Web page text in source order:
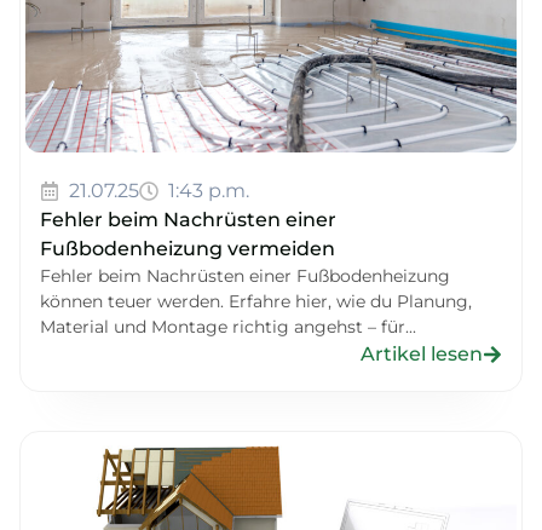
21.07.25
1:43 p.m.
Fehler beim Nachrüsten einer
Fußbodenheizung vermeiden
Fehler beim Nachrüsten einer Fußbodenheizung
können teuer werden. Erfahre hier, wie du Planung,
Material und Montage richtig angehst – für...
Artikel lesen